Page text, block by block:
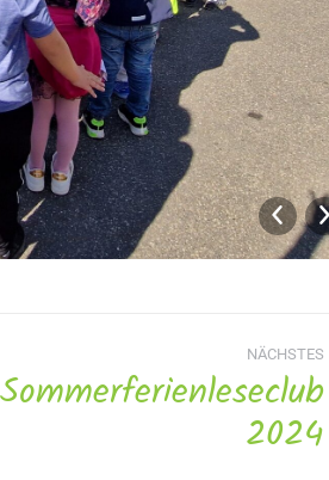
NÄCHSTES
Sommerferienleseclub
2024